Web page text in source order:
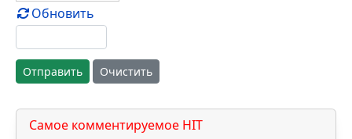
Обновить
Отправить Очистить
Самое комментируемое HIT